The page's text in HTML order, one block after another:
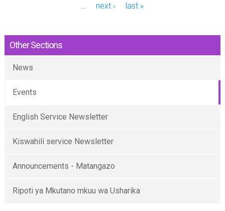
next › last »
Other Sections
News
Events
English Service Newsletter
Kiswahili service Newsletter
Announcements - Matangazo
Ripoti ya Mkutano mkuu wa Usharika